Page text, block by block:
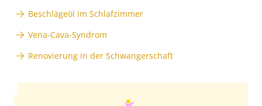
Beschlägeöl im Schlafzimmer
Vena-Cava-Syndrom
Renovierung in der Schwangerschaft